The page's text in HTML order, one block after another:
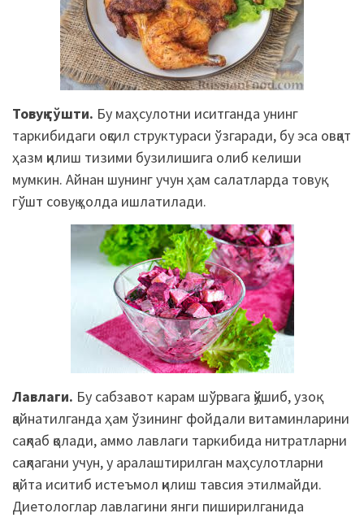
Товуқ гўшти. Бу маҳсулотни иситганда унинг
таркибидаги оқсил структураси ўзгаради, бу эса овқат
ҳазм қилиш тизими бузилишига олиб келиши
мумкин. Айнан шунинг учун ҳам салатларда товуқ
гўшт совуқ ҳолда ишлатилади.
Лавлаги. Бу сабзавот карам шўрвага қўшиб, узоқ
қайнатилганда ҳам ўзининг фойдали витаминларини
сақлаб қолади, аммо лавлаги таркибида нитратларни
сақлагани учун, у аралаштирилган маҳсулотларни
қайта иситиб истеъмол қилиш тавсия этилмайди.
Диетологлар лавлагини янги пиширилганида